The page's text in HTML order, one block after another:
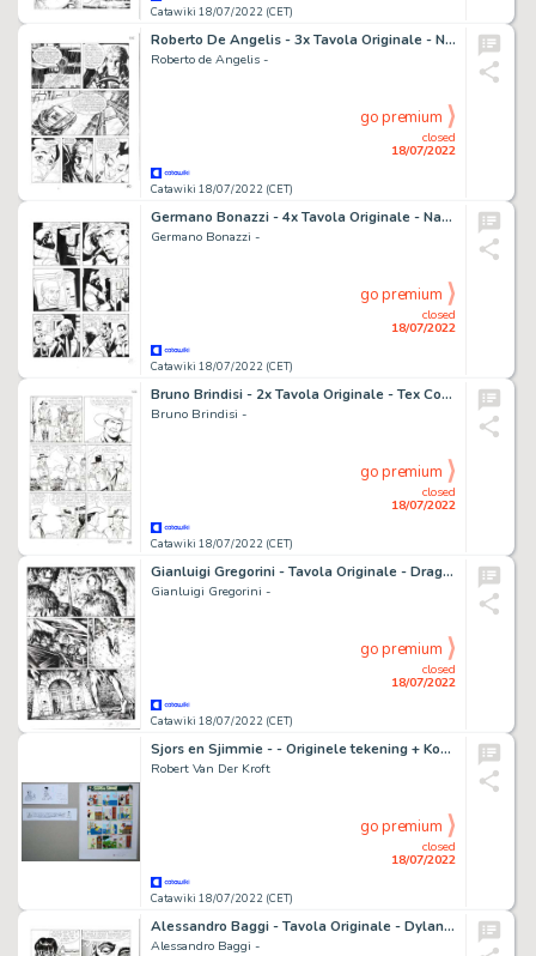
Catawiki 18/07/2022 (CET)
Roberto De Angelis - 3x Tavola Originale - Nathan Never n. 211 - "Il mostro nell'ombra" - (2008)
Roberto de Angelis -
Catawiki 18/07/2022 (CET)
closed
18/07/2022
go premium
Germano Bonazzi - 4x Tavola Originale - Nathan Never n. 146 "Il predicatore" - (2003)
Germano Bonazzi -
Catawiki 18/07/2022 (CET)
closed
18/07/2022
go premium
Bruno Brindisi - 2x Tavola Originale - Tex Color n. 1 - "E venne il giorno" - (2011)
Bruno Brindisi -
Catawiki 18/07/2022 (CET)
closed
18/07/2022
go premium
Gianluigi Gregorini - Tavola Originale - Dragonero n. 30 - "il Contagio" - (2015)
Gianluigi Gregorini -
Catawiki 18/07/2022 (CET)
closed
18/07/2022
go premium
Sjors en Sjimmie - - Originele tekening + Koptekst + Inkleuring - Sjors & Sjimmie: en de colporteur - (1982)
Robert Van Der Kroft
Catawiki 18/07/2022 (CET)
closed
18/07/2022
go premium
Alessandro Baggi - Tavola Originale - Dylan Dog Gigante n. 21 - "Il parassita" - (2012)
Alessandro Baggi -